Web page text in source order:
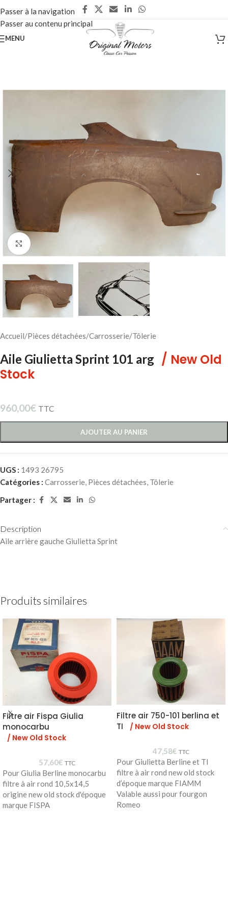
Passer à la navigation
Passer au contenu principal
MENU
Cliquez pour agrandir
Accueil/Pièces détachées/Carrosserie/Tôlerie
Aile Giulietta Sprint 101 arg / New Old
Stock
960,00€ TTC
AJOUTER AU PANIER
UGS : 1493 26795
Catégories : Carrosserie, Pièces détachées, Tôlerie
Partager :
Description
Aile arrière gauche Giulietta Sprint
Produits similaires
Filtre air Fispa Giulia
monocarbu
/ New Old Stock
57,60€ TTC
Pour Giulia Berline monocarbu
filtre à air rond 10,5x14,5
origine new old stock d'époque
marque FISPA
Filtre air 750-101 berlina et
TI
/ New Old Stock
47,58€ TTC
Pour Giulietta Berline et TI
filtre à air rond new old stock
d’époque marque FIAMM
Valable aussi pour fourgon
Romeo